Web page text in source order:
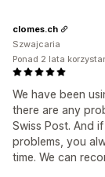
We have been
there are any
Swiss Post. And
problems, you
time. We can
clomes.ch
Szwajcaria
Ponad 2 lata